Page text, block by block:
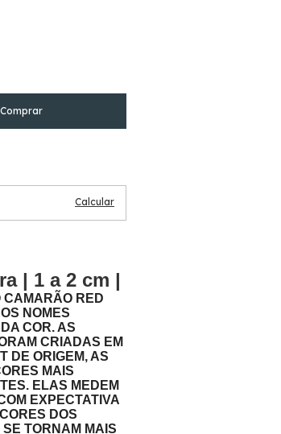
Calcular
| 1 a 2 cm |
CAMARÃO RED
NOMES
COR. AS
CRIADAS EM
DE ORIGEM, AS
MAIS
ELAS MEDEM
EXPECTATIVA
DOS
TORNAM MAIS